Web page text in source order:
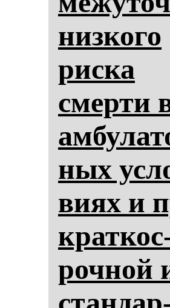
низ­ко­го
рис­ка
смер­ти
ных
ви­ях и
роч­ной